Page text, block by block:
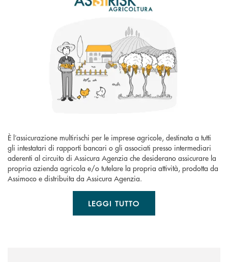
È l’assicurazione multirischi per le imprese agricole, destinata a tutti
gli intestatari di rapporti bancari o gli associati presso intermediari
aderenti al circuito di Assicura Agenzia che desiderano assicurare la
propria azienda agricola e/o tutelare la propria attività, prodotta da
Assimoco e distribuita da Assicura Agenzia.
LEGGI TUTTO